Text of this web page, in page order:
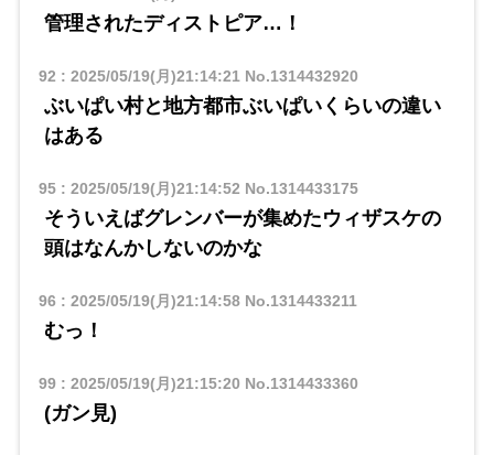
管理されたディストピア…！
92 : 2025/05/19(月)21:14:21 No.1314432920
ぶいぱい村と地方都市ぶいぱいくらいの違い
はある
95: 2025/05/19(月)21:14:52 No.1314433175
そういえばグレンバーが集めたウィザスケの
頭はなんかしないのかな
96 : 2025/05/19(月)21:14:58No.1314433211
むっ！
99: 2025/05/19(月)21:15:20 No.1314433360
(ガン見)